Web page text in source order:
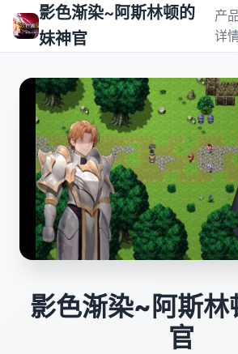
影色渐染~阿斯林顿的
妹神官
产
详
影色渐染~阿斯林
官